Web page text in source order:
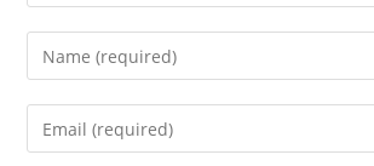
Enter
your
name
Enter
your